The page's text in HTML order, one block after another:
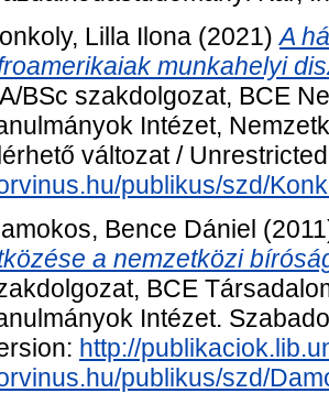
Lilla Ilona (2021)A
munkahelyi
BSc szakdolgozat, BCE
Intézet,
változat /
publikus/szd/
Bence Dániel
a nemzetközi
BCE
Intézet.
http://
publikus/szd/